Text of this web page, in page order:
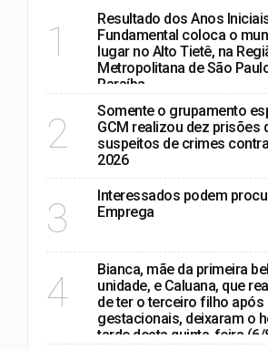
1
Resultado dos Anos
Fundamental coloca o
lugar no Alto Tietê, na
Metropolitana de São
Paraíba
2
Somente o grupamento
GCM realizou dez prisões
suspeitos de crimes
2026
3
Interessados podem
Emprega
4
Bianca, mãe da primeira
unidade, e Caluana, que
de ter o terceiro filho após
gestacionais, deixaram o
tarde desta quinta-feira (6/